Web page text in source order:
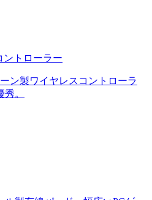
ントローラー
ン製ワイヤレスコントローラ
。